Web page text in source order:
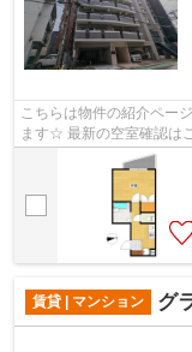
こちらは物件の紹介ペー
ます☆ 最新の空室確認は
す！迅速に対応致します
賃貸 | マンション グ